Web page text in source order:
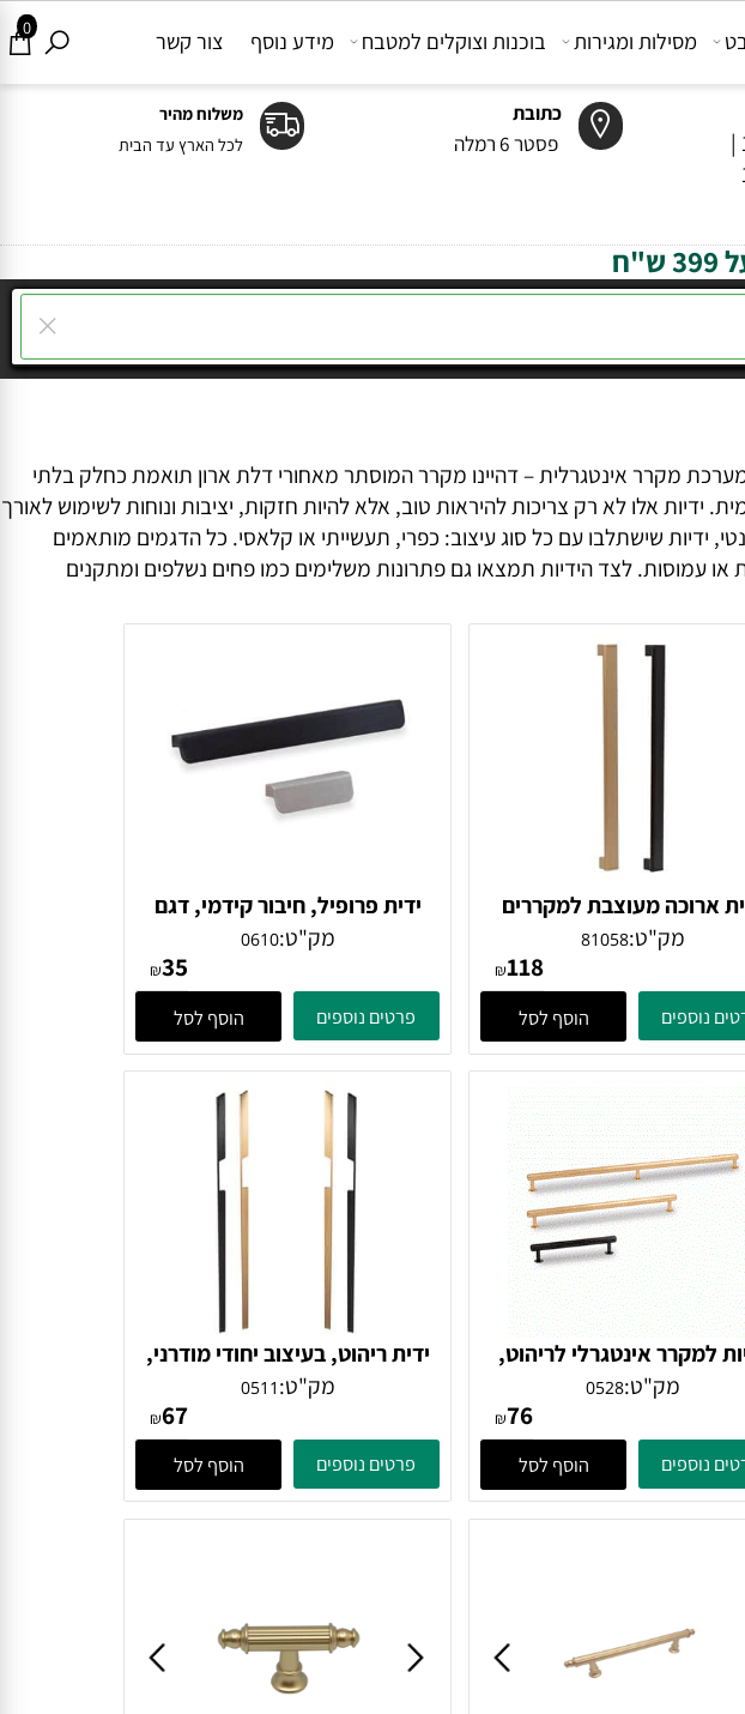
כתובת
פסטר 6 רמלה
משלוח מהיר
לכל הארץ עד הבית
0 מסילות ומגירות בוכנות וצוקלים למטבח מידע נוסף צור קשר
מקרר אינטגרלית – דהיינו מקרר המוסתר מאחורי דלת ארון תואמת כחלק בלתי
אלו לא רק צריכות להיראות טוב, אלא להיות חזקות, יציבות ונוחות לשימוש לאורך
שישתלבו עם כל סוג עיצוב: כפרי, תעשייתי או קלאסי. כל הדגמים מותאמים
לצד הידיות תמצאו גם פתרונות משלימים כמו פחים נשלפים ומתקנים
ארוכה מעוצבת למקררים
₪118
הוסף לסל
ידית פרופיל, חיבור קידמי, דגם
35
פרטים נוספים הוסף לסל
למקרר אינטגרלי לריהוט,
דגם 0528
מק"ט:0528
₪76
הוסף לסל
ידית ריהוט, בעיצוב יחודי מודרני,
דגם 0511
מק"ט: 0511
67
פרטים נוספים הוסף לסל